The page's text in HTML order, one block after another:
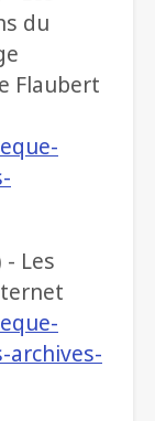
du
Flaubert
Les
archives-